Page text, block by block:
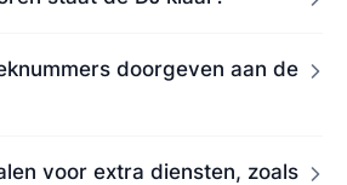
doorgeven aan de
voor extra diensten, zoals